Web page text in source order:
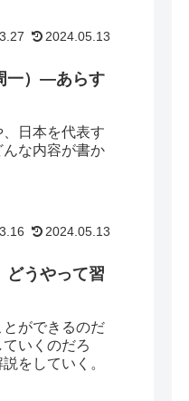
2024.05.13
一）―あらす
日本を代表す
な内容が書か
2024.05.13
どうやって習
ができるのだ
いくのだろ
をしていく。